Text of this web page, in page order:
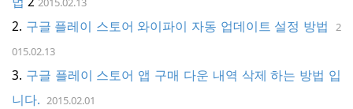
g
t
구글 플레이 스토어 와이파이 자동 업데이트 설정 방법
2
015.02.13
구글 플레이 스토어 앱 구매 다운 내역 삭제 하는 방법 입
니다. 2015.02.01